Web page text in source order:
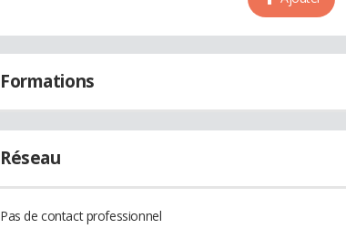
Formations
Réseau
Pas de contact professionnel